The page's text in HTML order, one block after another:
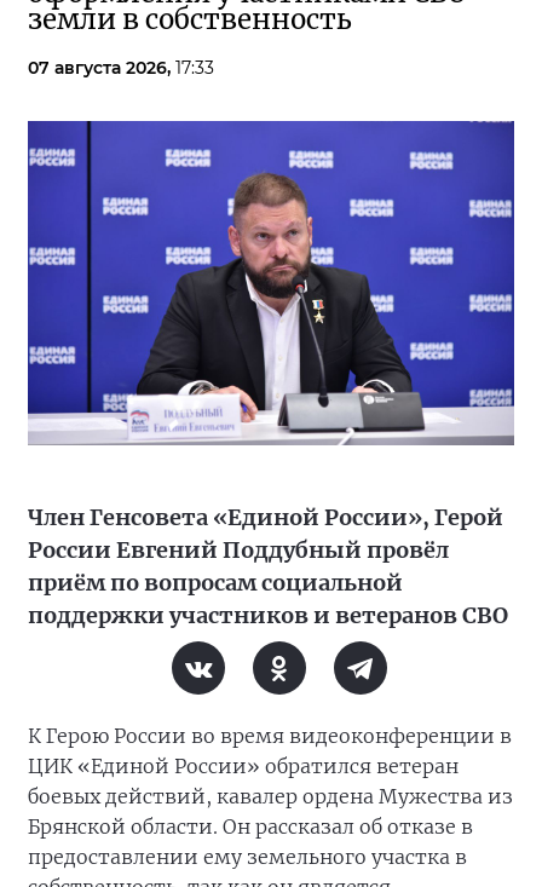
земли в собственность
07 августа 2026, 17:33
Член Генсовета «Единой России», Герой
России Евгений Поддубный провёл
приём по вопросам социальной
поддержки участников и ветеранов СВО
К Герою России во время видеоконференции в
ЦИК «Единой России» обратился ветеран
боевых действий, кавалер ордена Мужества из
Брянской области. Он рассказал об отказе в
предоставлении ему земельного участка в